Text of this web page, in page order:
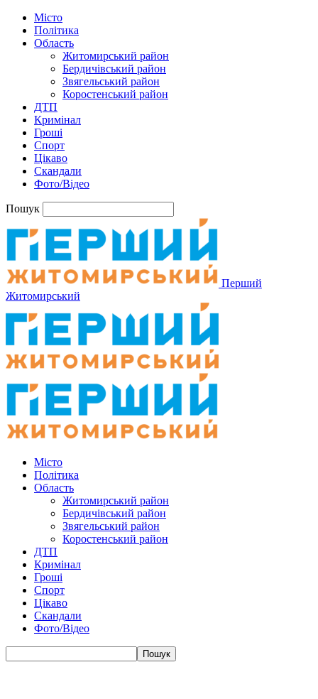
Місто
Політика
Область
Житомирський район
Бердичівський район
Звягельський район
Коростенський район
ДТП
Кримінал
Гроші
Спорт
Цікаво
Скандали
Фото/Відео
Пошук
Перший
Житомирський
Місто
Політика
Область
Житомирський район
Бердичівський район
Звягельський район
Коростенський район
ДТП
Кримінал
Гроші
Спорт
Цікаво
Скандали
Фото/Відео